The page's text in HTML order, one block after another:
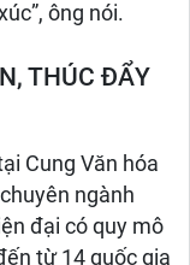
ông nói.
THÚC ĐẨY
Cung Văn hóa
ngành
đại có quy mô
từ 14 quốc gia